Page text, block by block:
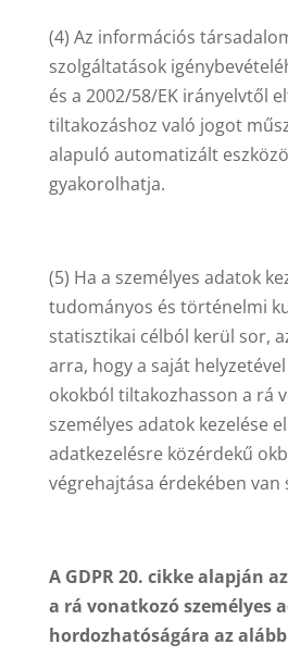
(4) Az információs
szolgáltatások
és a 2002/58/EK irányelvtől
tiltakozáshoz való jogot
alapuló automatizált
gyakorolhatja.
(5) Ha a személyes adatok
tudományos és történelmi
statisztikai célból kerül sor,
arra, hogy a saját
okokból tiltakozhasson a rá
személyes adatok kezelése
adatkezelésre közérdekű
végrehajtása érdekében van
A GDPR 20. cikke alapján
a rá vonatkozó személyes
hordozhatóságára az